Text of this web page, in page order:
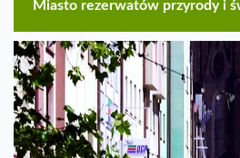
Miasto rezerwatów przyrody i